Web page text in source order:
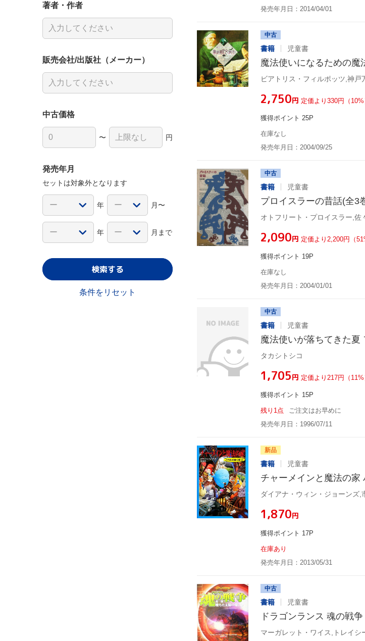
発売年月日：2014/04/01
中古
書籍 児童書
魔法使いになるための魔
ビアトリス・フィルポッツ,神戸
¥2,750円 定価より330円（
獲得ポイント 25P
在庫なし
発売年月日：2004/09/25
中古
書籍 児童書
プロイスラーの昔話(全3
オトフリート・プロイスラー,佐
¥2,090円 定価より2,200円（
獲得ポイント 19P
在庫なし
発売年月日：2004/01/01
中古
書籍 児童書
魔法使いが落ちてきた夏
タカシトシコ
¥1,705円 定価より217円（
獲得ポイント 15P
残り1点
ご注文はお早めに
発売年月日：1996/07/11
新品
書籍 児童書
チャーメインと魔法の家
ダイアナ・ウィン・ジョーンズ,
¥1,870円
獲得ポイント 17P
在庫あり
発売年月日：2013/05/31
中古
書籍 児童書
ドラゴンランス 魂の戦
マーガレット・ワイス,トレイシ
著者・作者
販売会社/出版社（メーカー）
中古価格
〜 円
発売年月
セットは対象外となります
年 月〜
年 月まで
検索する
条件をリセット